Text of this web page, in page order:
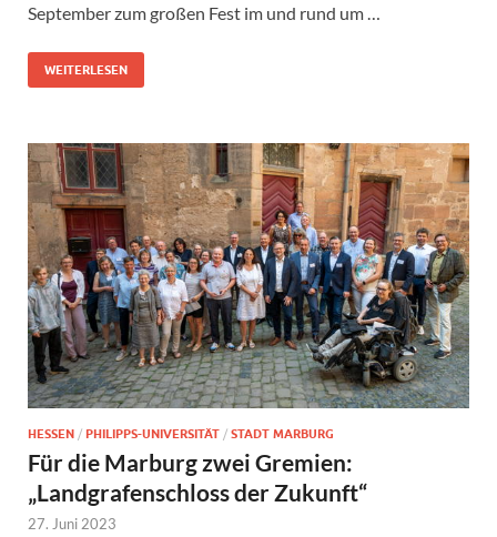
September zum großen Fest im und rund um …
WEITERLESEN
HESSEN / PHILIPPS-UNIVERSITÄT / STADT MARBURG
Für die Marburg zwei Gremien:
„Landgrafenschloss der Zukunft“
27. Juni 2023